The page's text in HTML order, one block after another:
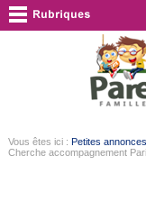
Vous êtes ici : Petites annonces
Cherche accompagnement